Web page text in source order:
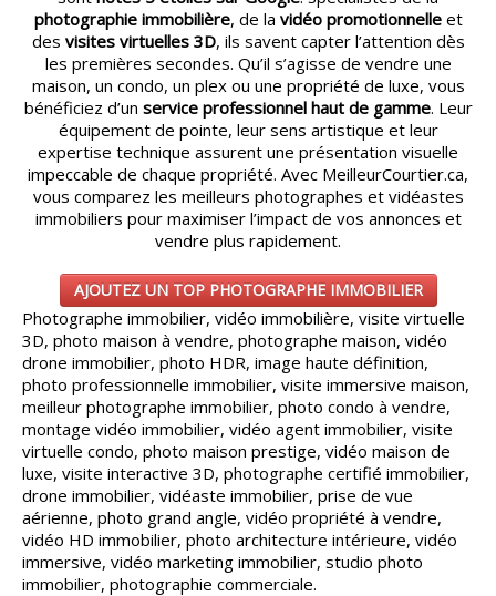
CATÉGORIES▼
ACHETEUR / VENDEUR▼
ENTREPRENEURS▼
ESPACE COURTIER▼
photographie immobilière, de la vidéo promotionnelleet
des visites virtuelles 3D, ils savent capter l’attention dès
les premières secondes. Qu’il s’agisse de vendre une
maison, un condo, un plex ou une propriété de luxe, vous
bénéficiez d’un service professionnel haut de gamme. Leur
équipement de pointe, leur sens artistique et leur
expertise technique assurent une présentation visuelle
impeccable de chaque propriété. Avec MeilleurCourtier.ca,
vous comparez les meilleurs photographes et vidéastes
immobiliers pour maximiser l’impact de vos annonces et
vendre plus rapidement.
AJOUTEZ UN TOP PHOTOGRAPHE IMMOBILIER
Photographe immobilier, vidéo immobilière, visite virtuelle
3D, photo maison à vendre, photographe maison, vidéo
drone immobilier, photo HDR, image haute définition,
photo professionnelle immobilier, visite immersive maison,
meilleur photographe immobilier, photo condo à vendre,
montage vidéo immobilier, vidéo agent immobilier, visite
virtuelle condo, photo maison prestige, vidéo maison de
luxe, visite interactive 3D, photographe certifié immobilier,
drone immobilier, vidéaste immobilier, prise de vue
aérienne, photo grand angle, vidéo propriété à vendre,
vidéo HD immobilier, photo architecture intérieure, vidéo
immersive, vidéo marketing immobilier, studio photo
immobilier, photographie commerciale.